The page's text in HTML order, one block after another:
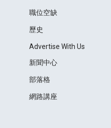
職位空缺
歷史
Advertise With Us
新聞中心
部落格
網路講座